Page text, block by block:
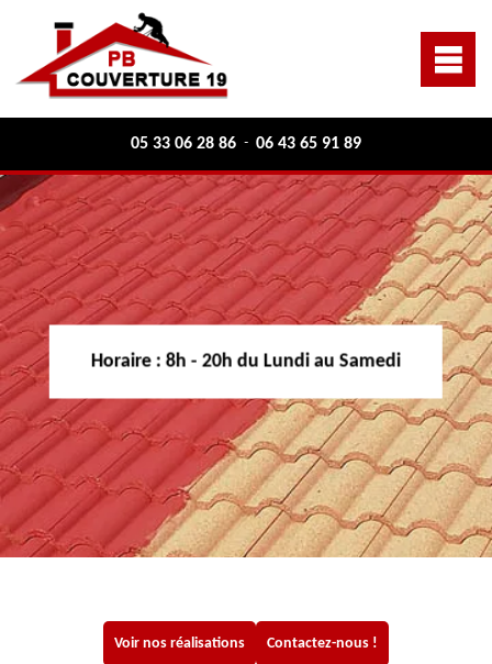
05 33 06 28 86 - 06 43 65 91 89
Horaire : 8h - 20h du Lundi au Samedi
Voir nos réalisations Contactez-nous !